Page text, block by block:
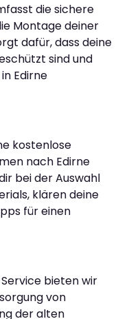
die sichere
Montage deiner
dafür, dass deine
sind und
Edirne
kostenlose
nach Edirne
bei der Auswahl
klären deine
für einen
bieten wir
von
der alten